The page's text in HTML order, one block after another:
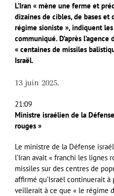
L’Iran « mène une ferme et
dizaines de cibles, de bases et
régime sioniste », indiquent les
communiqué. D’après l’agence
« centaines de missiles
Israël.
13 juin 2025.
21:09
Ministre israélien de la
rouges »
Le ministre de la Défense
l’Iran avait « franchi les lignes
missiles sur des centres de
affirmé qu’Israël continuerait
veillerait à ce que « le régime